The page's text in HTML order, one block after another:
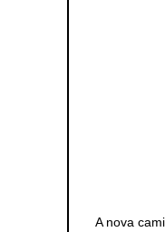
A nova